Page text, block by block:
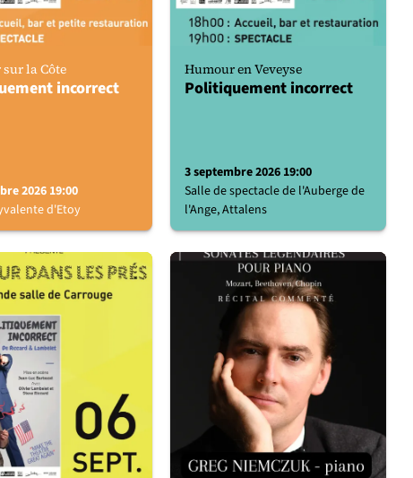
la Côte
incorrect
2026 19:00
d'Etoy
Humour en Veveyse
Politiquement incorrect
3 septembre 2026 19:00
Salle de spectacle de l'Auberge de
l'Ange, Attalens